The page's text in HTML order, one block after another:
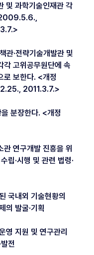
및 과학기술인재관 각
관·전략기술개발관 및
각 고위공무원단에 속
로 보한다. <개정
2011.3.7.>
분장한다. <개정
관 연구개발 진흥을 위
립·시행 및 관련 법령·
국내외 기술현황의
의 발굴·기획
영 지원 및 연구관리
전